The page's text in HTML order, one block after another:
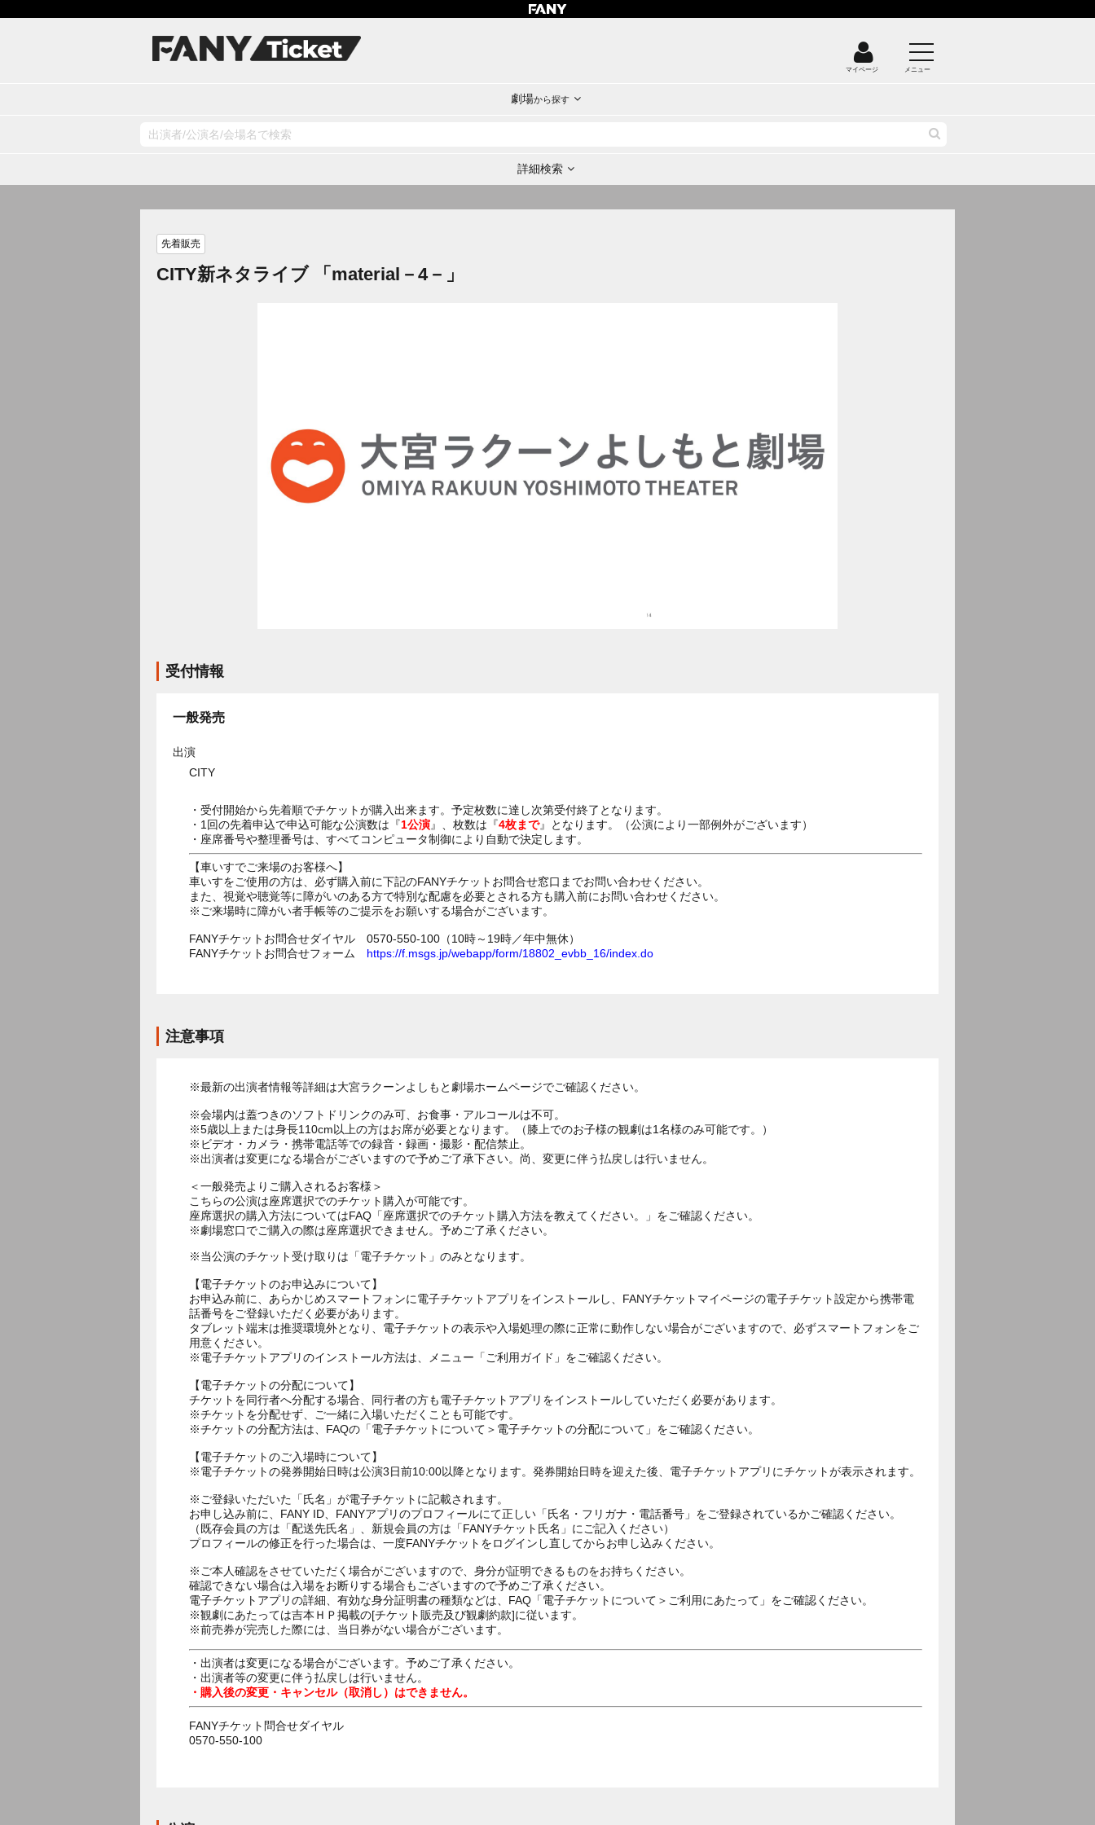
マイページ メニュー
劇場から探す
詳細検索
先着販売
CITY新ネタライブ 「material－4－」
受付情報
一般発売
出演
CITY
・受付開始から先着順でチケットが購入出来ます。予定枚数に達し次第受付終了となります。
・1回の先着申込で申込可能な公演数は『1公演』、枚数は『4枚まで』となります。（公演により一部例外がございます）
・座席番号や整理番号は、すべてコンピュータ制御により自動で決定します。
【車いすでご来場のお客様へ】
車いすをご使用の方は、必ず購入前に下記のFANYチケットお問合せ窓口までお問い合わせください。
また、視覚や聴覚等に障がいのある方で特別な配慮を必要とされる方も購入前にお問い合わせください。
※ご来場時に障がい者手帳等のご提示をお願いする場合がございます。
FANYチケットお問合せダイヤル 0570-550-100（10時～19時／年中無休）
FANYチケットお問合せフォーム https://f.msgs.jp/webapp/form/18802_evbb_16/index.do
注意事項
※最新の出演者情報等詳細は大宮ラクーンよしもと劇場ホームページでご確認ください。
※会場内は蓋つきのソフトドリンクのみ可、お食事・アルコールは不可。
※5歳以上または身長110cm以上の方はお席が必要となります。（膝上でのお子様の観劇は1名様のみ可能です。）
※ビデオ・カメラ・携帯電話等での録音・録画・撮影・配信禁止。
※出演者は変更になる場合がございますので予めご了承下さい。尚、変更に伴う払戻しは行いません。
＜一般発売よりご購入されるお客様＞
こちらの公演は座席選択でのチケット購入が可能です。
座席選択の購入方法についてはFAQ「座席選択でのチケット購入方法を教えてください。」をご確認ください。
※劇場窓口でご購入の際は座席選択できません。予めご了承ください。
※当公演のチケット受け取りは「電子チケット」のみとなります。
【電子チケットのお申込みについて】
お申込み前に、あらかじめスマートフォンに電子チケットアプリをインストールし、FANYチケットマイページの電子チケット設定から携帯電
話番号をご登録いただく必要があります。
タブレット端末は推奨環境外となり、電子チケットの表示や入場処理の際に正常に動作しない場合がございますので、必ずスマートフォンをご
用意ください。
※電子チケットアプリのインストール方法は、メニュー「ご利用ガイド」をご確認ください。
【電子チケットの分配について】
チケットを同行者へ分配する場合、同行者の方も電子チケットアプリをインストールしていただく必要があります。
※チケットを分配せず、ご一緒に入場いただくことも可能です。
※チケットの分配方法は、FAQの「電子チケットについて＞電子チケットの分配について」をご確認ください。
【電子チケットのご入場時について】
※電子チケットの発券開始日時は公演3日前10:00以降となります。発券開始日時を迎えた後、電子チケットアプリにチケットが表示されます。
※ご登録いただいた「氏名」が電子チケットに記載されます。
お申し込み前に、FANY ID、FANYアプリのプロフィールにて正しい「氏名・フリガナ・電話番号」をご登録されているかご確認ください。
（既存会員の方は「配送先氏名」、新規会員の方は「FANYチケット氏名」にご記入ください）
プロフィールの修正を行った場合は、一度FANYチケットをログインし直してからお申し込みください。
※ご本人確認をさせていただく場合がございますので、身分が証明できるものをお持ちください。
確認できない場合は入場をお断りする場合もございますので予めご了承ください。
電子チケットアプリの詳細、有効な身分証明書の種類などは、FAQ「電子チケットについて＞ご利用にあたって」をご確認ください。
※観劇にあたっては吉本ＨＰ掲載の[チケット販売及び観劇約款]に従います。
※前売券が完売した際には、当日券がない場合がございます。
・出演者は変更になる場合がございます。予めご了承ください。
・出演者等の変更に伴う払戻しは行いません。
・購入後の変更・キャンセル（取消し）はできません。
FANYチケット問合せダイヤル
0570-550-100